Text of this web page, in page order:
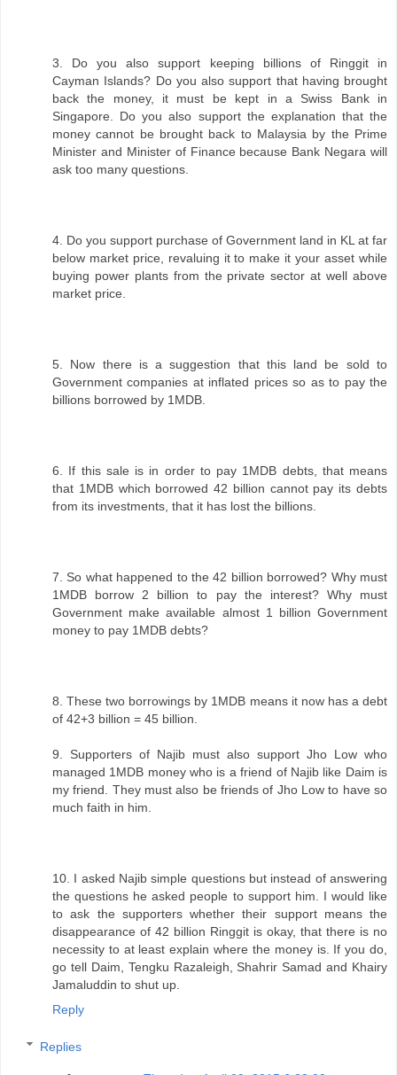
3. Do you also support keeping billions of Ringgit in
Cayman Islands? Do you also support that having brought
back the money, it must be kept in a Swiss Bank in
Singapore. Do you also support the explanation that the
money cannot be brought back to Malaysia by the Prime
Minister and Minister of Finance because Bank Negara will
ask too many questions.
4. Do you support purchase of Government land in KL at far
below market price, revaluing it to make it your asset while
buying power plants from the private sector at well above
market price.
5. Now there is a suggestion that this land be sold to
Government companies at inflated prices so as to pay the
billions borrowed by 1MDB.
6. If this sale is in order to pay 1MDB debts, that means
that 1MDB which borrowed 42 billion cannot pay its debts
from its investments, that it has lost the billions.
7. So what happened to the 42 billion borrowed? Why must
1MDB borrow 2 billion to pay the interest? Why must
Government make available almost 1 billion Government
money to pay 1MDB debts?
8. These two borrowings by 1MDB means it now has a debt
of 42+3 billion = 45 billion.
9. Supporters of Najib must also support Jho Low who
managed 1MDB money who is a friend of Najib like Daim is
my friend. They must also be friends of Jho Low to have so
much faith in him.
10. I asked Najib simple questions but instead of answering
the questions he asked people to support him. I would like
to ask the supporters whether their support means the
disappearance of 42 billion Ringgit is okay, that there is no
necessity to at least explain where the money is. If you do,
go tell Daim, Tengku Razaleigh, Shahrir Samad and Khairy
Jamaluddin to shut up.
Reply
Replies